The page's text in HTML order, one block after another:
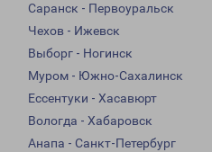
Саранск - Первоуральск
Чехов - Ижевск
Выборг - Ногинск
Муром - Южно-Сахалинск
Ессентуки - Хасавюрт
Вологда - Хабаровск
Анапа - Санкт-Петербург